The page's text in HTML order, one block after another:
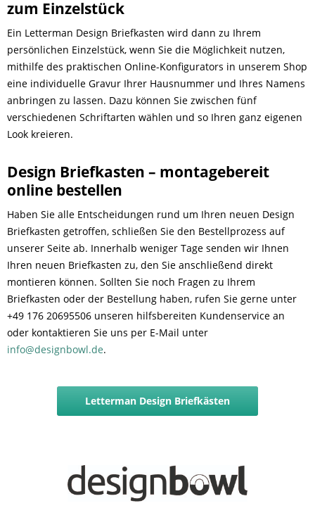
zum Einzelstück
Ein Letterman Design Briefkasten wird dann zu Ihrem
persönlichen Einzelstück, wenn Sie die Möglichkeit nutzen,
mithilfe des praktischen Online-Konfigurators in unserem Shop
eine individuelle Gravur Ihrer Hausnummer und Ihres Namens
anbringen zu lassen. Dazu können Sie zwischen fünf
verschiedenen Schriftarten wählen und so Ihren ganz eigenen
Look kreieren.
Design Briefkasten – montagebereit
online bestellen
Haben Sie alle Entscheidungen rund um Ihren neuen Design
Briefkasten getroffen, schließen Sie den Bestellprozess auf
unserer Seite ab. Innerhalb weniger Tage senden wir Ihnen
Ihren neuen Briefkasten zu, den Sie anschließend direkt
montieren können. Sollten Sie noch Fragen zu Ihrem
Briefkasten oder der Bestellung haben, rufen Sie gerne unter
+49 176 20695506 unseren hilfsbereiten Kundenservice an
oder kontaktieren Sie uns per E-Mail unter
info@designbowl.de.
Letterman Design Briefkästen